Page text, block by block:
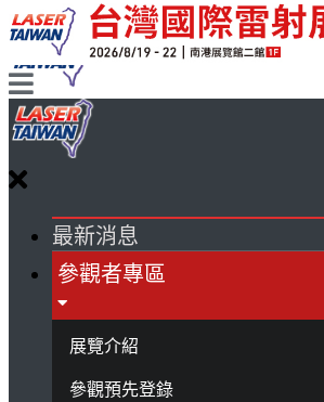
最新消息
參觀者專區
展覽介紹
參觀預先登錄